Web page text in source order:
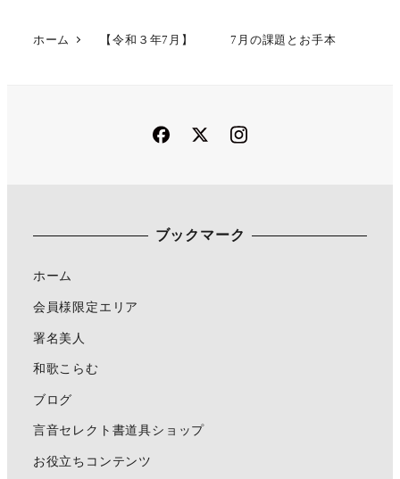
ホーム 【令和３年7月】 7月の課題とお手本
FacebookTwitterInstagram
ブックマーク
ホーム
会員様限定エリア
署名美人
和歌こらむ
ブログ
言音セレクト書道具ショップ
お役立ちコンテンツ